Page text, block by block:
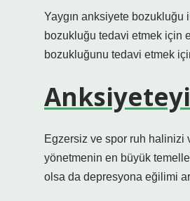
Yaygın anksiyete
bozukluğu tedavi etmek için
bozukluğunu tedavi etmek
Egzersiz ve spor ruh halinizi
yönetmenin en büyük
olsa da depresyona eğilimi